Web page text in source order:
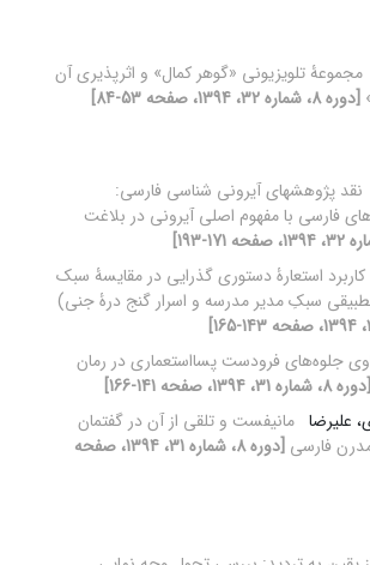
مجموعۀ تلویزیونی «گوهر کمال» و اثرپذیری آن
[دوره 8، شماره 32، 1394، صفحه 53-84]
نقد پژوهشهای آیرونی شناسی فارسی:
فارسی با مفهوم اصلی آیرونی در بلاغت
کاربرد استعارۀ دستوری گذرایی در مقایسۀ سبک
سبکِ مدیر مدرسه و اسرار گنج درۀ جنی)
جلوه‌های فرودست پسااستعماری در رمان
[دوره 8، شماره 31، 1394، صفحه 141-166]
علیرضا مانیفست و تلقی از آن در گفتمان
فارسی
[دوره 8، شماره 31، 1394، صفحه